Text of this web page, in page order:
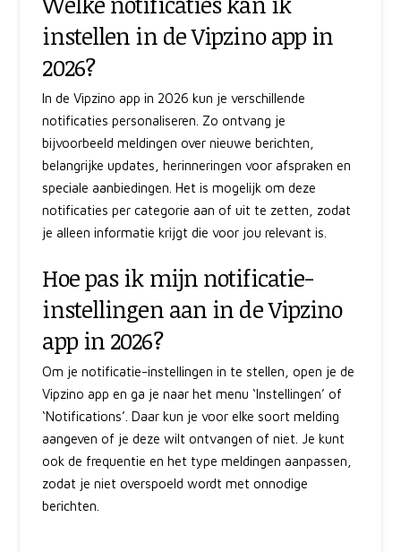
instellen in de Vipzino app in
2026?
In de Vipzino app in 2026 kun je verschillende
notificaties personaliseren. Zo ontvang je
bijvoorbeeld meldingen over nieuwe berichten,
belangrijke updates, herinneringen voor afspraken en
speciale aanbiedingen. Het is mogelijk om deze
notificaties per categorie aan of uit te zetten, zodat
je alleen informatie krijgt die voor jou relevant is.
Hoe pas ik mijn notificatie-
instellingen aan in de Vipzino
app in 2026?
Om je notificatie-instellingen in te stellen, open je de
Vipzino app en ga je naar het menu ‘Instellingen’ of
‘Notifications’. Daar kun je voor elke soort melding
aangeven of je deze wilt ontvangen of niet. Je kunt
ook de frequentie en het type meldingen aanpassen,
zodat je niet overspoeld wordt met onnodige
berichten.